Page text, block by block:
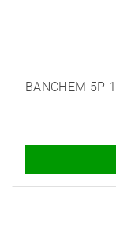
BANCHEM 5P